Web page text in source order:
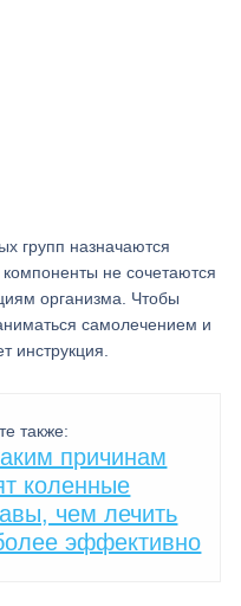
групп назначаются
не сочетаются
организма. Чтобы
самолечением и
инструкция.
также:
причинам
коленные
чем лечить
эффективно